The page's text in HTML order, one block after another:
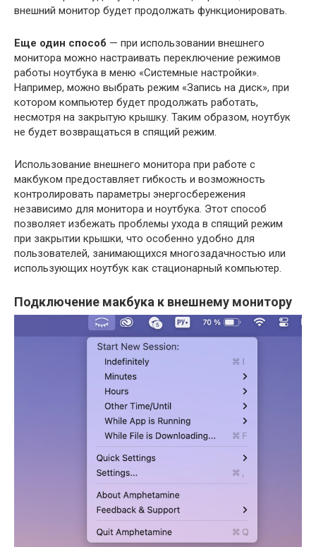
внешний монитор будет продолжать функционировать.
Еще один способ — при использовании внешнего
монитора можно настраивать переключение режимов
работы ноутбука в меню «Системные настройки».
Например, можно выбрать режим «Запись на диск», при
котором компьютер будет продолжать работать,
несмотря на закрытую крышку. Таким образом, ноутбук
не будет возвращаться в спящий режим.
Использование внешнего монитора при работе с
макбуком предоставляет гибкость и возможность
контролировать параметры энергосбережения
независимо для монитора и ноутбука. Этот способ
позволяет избежать проблемы ухода в спящий режим
при закрытии крышки, что особенно удобно для
пользователей, занимающихся многозадачностью или
использующих ноутбук как стационарный компьютер.
Подключение макбука к внешнему монитору